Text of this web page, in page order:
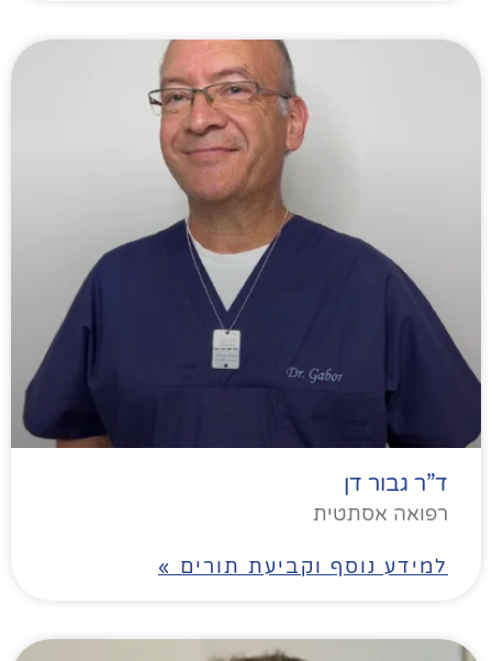
ד”ר גבור דן
רפואה אסתטית
למידע נוסף וקביעת תורים »